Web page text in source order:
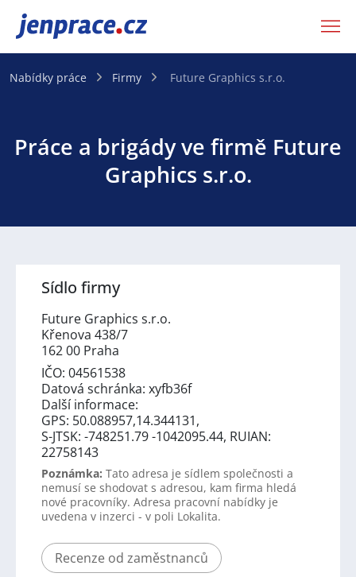
JenPráce.cz
Nabídky práce Firmy Future Graphics s.r.o.
Práce a brigády ve firmě Future
Graphics s.r.o.
Sídlo firmy
Future Graphics s.r.o.
Křenova 438/7
162 00 Praha
IČO: 04561538
Datová schránka: xyfb36f
Další informace:
GPS: 50.088957,14.344131,
S-JTSK: -748251.79 -1042095.44, RUIAN:
22758143
Poznámka: Tato adresa je sídlem společnosti a
nemusí se shodovat s adresou, kam firma hledá
nové pracovníky. Adresa pracovní nabídky je
uvedena v inzerci - v poli Lokalita.
Recenze od zaměstnanců